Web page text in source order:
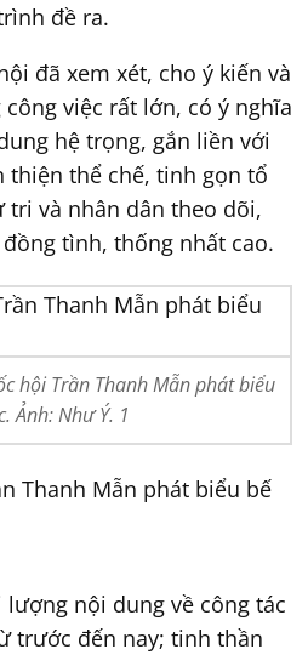
đề ra.
đã xem xét, cho ý kiến và
việc rất lớn, có ý nghĩa
hệ trọng, gắn liền với
thiện thể chế, tinh gọn tổ
tri và nhân dân theo dõi,
tình, thống nhất cao.
hội Trần Thanh Mẫn phát biểu
Ảnh: Như Ý. 1
Thanh Mẫn phát biểu bế
nội dung về công tác
trước đến nay; tinh thần